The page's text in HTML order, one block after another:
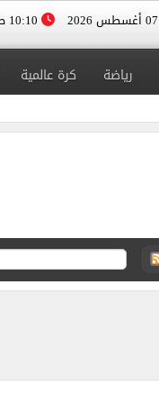
رياضة كرة عالمية